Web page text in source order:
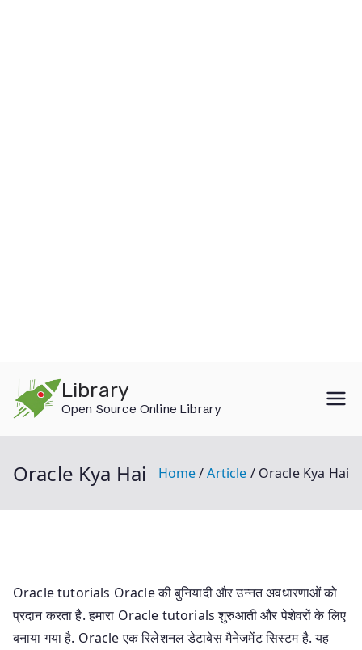
content
Library
Open Source Online Library
Oracle Kya Hai Home Article Oracle Kya Hai
Oracle tutorials Oracle की बुनियादी और उन्नत अवधारणाओं को
प्रदान करता है. हमारा Oracle tutorials शुरुआती और पेशेवरों के लिए
बनाया गया है. Oracle एक रिलेशनल डेटाबेस मैनेजमेंट सिस्टम है. यह